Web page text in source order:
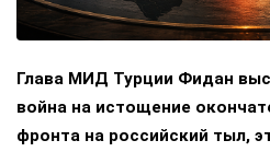
Глава МИД Турции Фидан
война на истощение
фронта на российский тыл,